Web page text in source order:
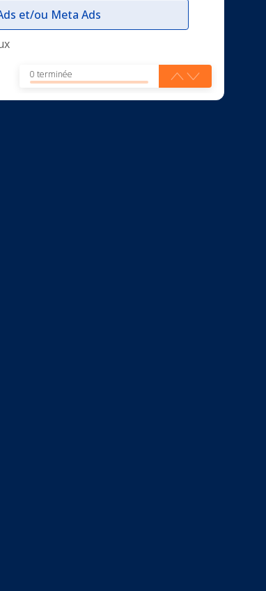
et/ou Meta Ads
0 terminée